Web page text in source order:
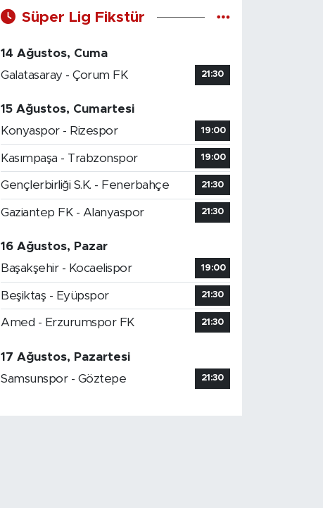
Süper Lig Fikstür
14 Ağustos, Cuma
Galatasaray - Çorum FK
21:30
15 Ağustos, Cumartesi
Konyaspor - Rizespor
19:00
Kasımpaşa - Trabzonspor 19:00
Gençlerbirliği S.K. - Fenerbahçe 21:30
Gaziantep FK - Alanyaspor 21:30
16 Ağustos, Pazar
Başakşehir - Kocaelispor
19:00
Beşiktaş - Eyüpspor 21:30
Amed - Erzurumspor FK 21:30
17 Ağustos, Pazartesi
Samsunspor - Göztepe
21:30